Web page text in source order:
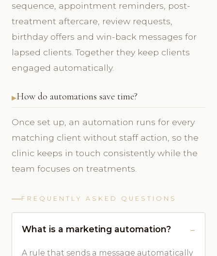
sequence, appointment reminders, post-
treatment aftercare, review requests,
birthday offers and win-back messages for
lapsed clients. Together they keep clients
engaged automatically.
How do automations save time?
Once set up, an automation runs for every
matching client without staff action, so the
clinic keeps in touch consistently while the
team focuses on treatments.
FREQUENTLY ASKED QUESTIONS
What is a marketing automation?
A rule that sends a message automatically